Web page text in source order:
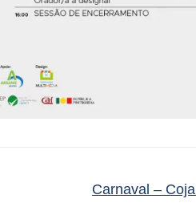
Carnaval – Coja